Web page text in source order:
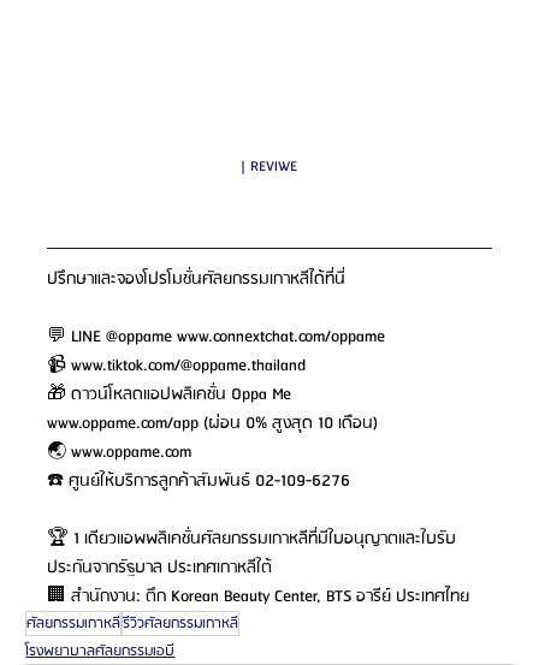
| REVIWE
ปรึกษาและจองโปรโมชั่นศัลยกรรมเกาหลีได้ที่นี่
💬 LINE @oppame www.connextchat.com/oppame
📹 www.tiktok.com/@oppame.thailand
🎁 ดาวน์โหลดแอปพลิเคชั่น Oppa Me
www.oppame.com/app (ผ่อน 0% สูงสุด 10 เดือน)
🌏 www.oppame.com
☎️ ศูนย์ให้บริการลูกค้าสัมพันธ์ 02-109-6276
🏆 1 เดียวแอพพลิเคชั่นศัลยกรรมเกาหลีที่มีใบอนุญาตและใบรับ
ประกันจากรัฐบาล ประเทศเกาหลีใต้
🏢 สำนักงาน: ตึก Korean Beauty Center, BTS อารีย์ ประเทศไทย
ศัลยกรรมเกาหลีรีวิวศัลยกรรมเกาหลี
โรงพยาบาลศัลยกรรมเอบี